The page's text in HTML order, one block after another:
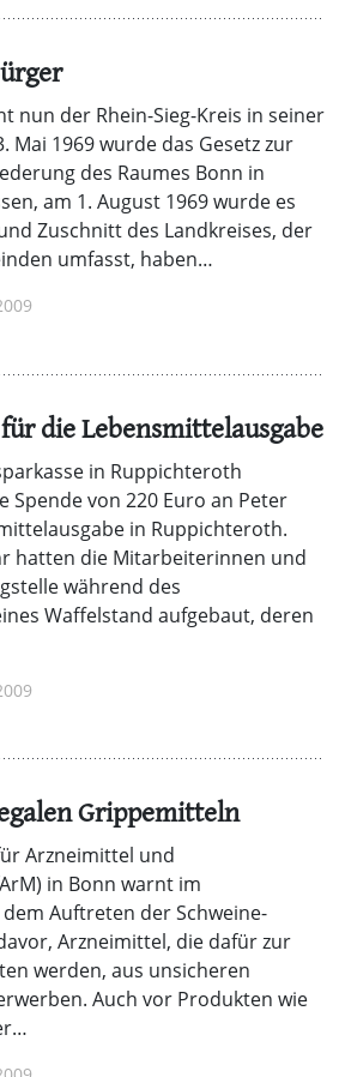
nun der Rhein-Sieg-Kreis in seiner
Mai 1969 wurde das Gesetz zur
des Raumes Bonn in
am 1. August 1969 wurde es
Zuschnitt des Landkreises, der
umfasst, haben…
die Lebensmittelausgabe
in Ruppichteroth
Spende von 220 Euro an Peter
in Ruppichteroth.
hatten die Mitarbeiterinnen und
während des
Waffelstand aufgebaut, deren
Grippemitteln
Arzneimittel und
in Bonn warnt im
Auftreten der Schweine-
Arzneimittel, die dafür zur
werden, aus unsicheren
Auch vor Produkten wie